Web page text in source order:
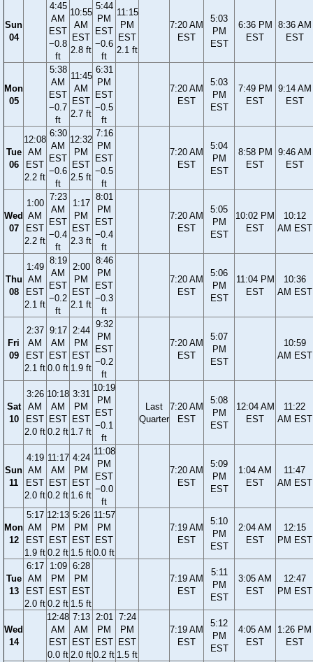
Sun
04
4:45
AM
EST
−0.8
ft
10:55
AM
EST
2.8 ft
5:44
PM
EST
−0.6
ft
11:15
PM
EST
2.1 ft
7:20 AM
EST
5:03
PM
EST
6:36 PM
EST
8:36 AM
EST
Mon
05
5:38
AM
EST
−0.7
ft
11:45
AM
EST
2.7 ft
6:31
PM
EST
−0.5
ft
7:20 AM
EST
5:03
PM
EST
7:49 PM
EST
9:14 AM
EST
Tue
06
12:08
AM
EST
2.2 ft
6:30
AM
EST
−0.6
ft
12:32
PM
EST
2.5 ft
7:16
PM
EST
−0.5
ft
7:20 AM
EST
5:04
PM
EST
8:58 PM
EST
9:46 AM
EST
Wed
07
1:00
AM
EST
2.2 ft
7:23
AM
EST
−0.4
ft
1:17
PM
EST
2.3 ft
8:01
PM
EST
−0.4
ft
7:20 AM
EST
5:05
PM
EST
10:02 PM
EST
10:12
AM EST
Thu
08
1:49
AM
EST
2.1 ft
8:19
AM
EST
−0.2
ft
2:00
PM
EST
2.1 ft
8:46
PM
EST
−0.3
ft
7:20 AM
EST
5:06
PM
EST
11:04 PM
EST
10:36
AM EST
Fri
09
2:37
AM
EST
2.1 ft
9:17
AM
EST
0.0 ft
2:44
PM
EST
1.9 ft
9:32
PM
EST
−0.2
ft
7:20 AM
EST
5:07
PM
EST
10:59
AM EST
Sat
10
3:26
AM
EST
2.0 ft
10:18
AM
EST
0.2 ft
3:31
PM
EST
1.7 ft
10:19
PM
EST
−0.1
ft
Last
Quarter
7:20 AM
EST
5:08
PM
EST
12:04 AM
EST
11:22
AM EST
Sun
11
4:19
AM
EST
2.0 ft
11:17
AM
EST
0.2 ft
4:24
PM
EST
1.6 ft
11:08
PM
EST
−0.0
ft
7:20 AM
EST
5:09
PM
EST
1:04 AM
EST
11:47
AM EST
Mon
12
5:17
AM
EST
1.9 ft
12:13
PM
EST
0.2 ft
5:26
PM
EST
1.5 ft
11:57
PM
EST
0.0 ft
7:19 AM
EST
5:10
PM
EST
2:04 AM
EST
12:15
PM EST
Tue
13
6:17
AM
EST
2.0 ft
1:09
PM
EST
0.2 ft
6:28
PM
EST
1.5 ft
7:19 AM
EST
5:11
PM
EST
3:05 AM
EST
12:47
PM EST
Wed
14
12:48
AM
EST
0.0 ft
7:13
AM
EST
2.0 ft
2:01
PM
EST
0.2 ft
7:24
PM
EST
1.5 ft
7:19 AM
EST
5:12
PM
EST
4:05 AM
EST
1:26 PM
EST